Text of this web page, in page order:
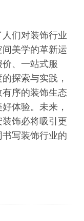
们对装饰行业
美学的革新运
、一站式服
探索与实践，
序的装饰生态
体验。未来，
饰必将吸引更
写装饰行业的